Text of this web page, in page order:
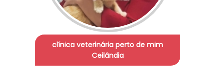
clínica veterinária perto de mim
Ceilândia